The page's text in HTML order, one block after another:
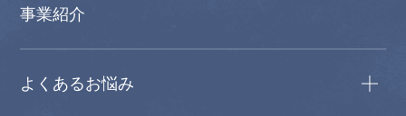
事業紹介
よくあるお悩み